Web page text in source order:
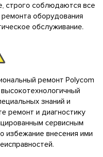
строго соблюдаются все
оборудования
обслуживание.
ремонт Polycom
знаний и
ремонт и диагностику
сервисным
избежание внесения ими